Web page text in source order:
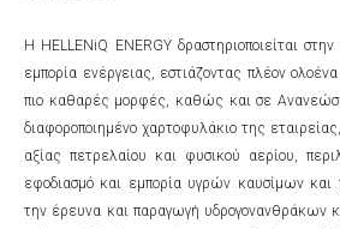
Η HELLENiQ ENERGY δραστηριοποιείται
εμπορία ενέργειας, εστιάζοντας πλέον
πιο καθαρές μορφές, καθώς και σε
διαφοροποιημένο χαρτοφυλάκιο της
αξίας πετρελαίου και φυσικού αερίου,
εφοδιασμό και εμπορία υγρών καυσίμων και
την έρευνα και παραγωγή υδρογονανθράκων